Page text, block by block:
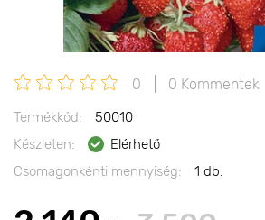
0 0 Kommentek
Termékkód:
50010
Készleten:
Elérhető
Csomagonkénti mennyiség:
1 db.